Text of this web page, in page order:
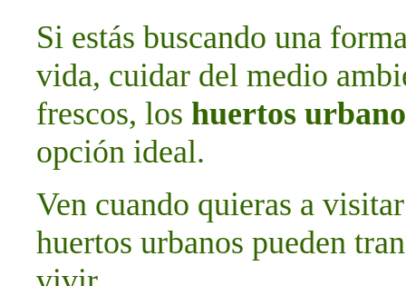
Si estás buscando una
vida, cuidar del medio
frescos, los huertos
opción ideal.
Ven cuando quieras a
huertos urbanos pueden